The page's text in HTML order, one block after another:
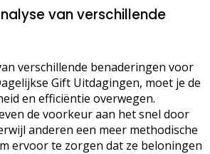
van verschillende
verschillende benaderingen voor
Gift Uitdagingen, moet je de
en efficiëntie overwegen.
de voorkeur aan het snel door
anderen een meer methodische
ervoor te zorgen dat ze beloningen